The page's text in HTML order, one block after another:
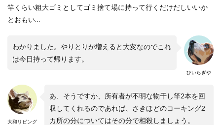
竿くらい粗大ゴミとしてゴミ捨て場に持って行くだけだしいいか
とおもい…
ひいらぎや
わかりました。やりとりが増えると大変なのでこれ
は今日持って帰ります。
大和リビング
あ、そうですか、所有者が不明な物干し竿2本を回
収してくれるのであれば、さきほどのコーキング2
カ所の分についてはその分で相殺しましょう。